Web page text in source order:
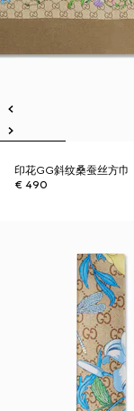
印花GG斜纹桑蚕丝方巾
€ 490